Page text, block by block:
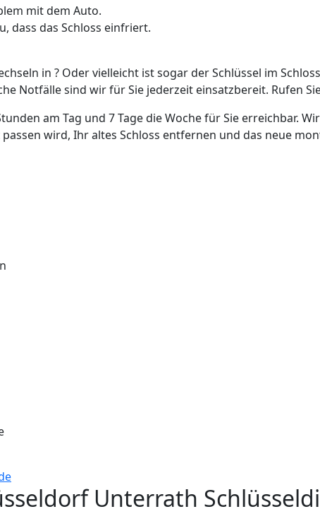
mit dem Auto.
dass das Schloss einfriert.
in ? Oder vielleicht ist sogar der Schlüssel im
Notfälle sind wir für Sie jederzeit einsatzbereit. Rufen
am Tag und 7 Tage die Woche für Sie erreichbar.
wird, Ihr altes Schloss entfernen und das neue
Unterrath